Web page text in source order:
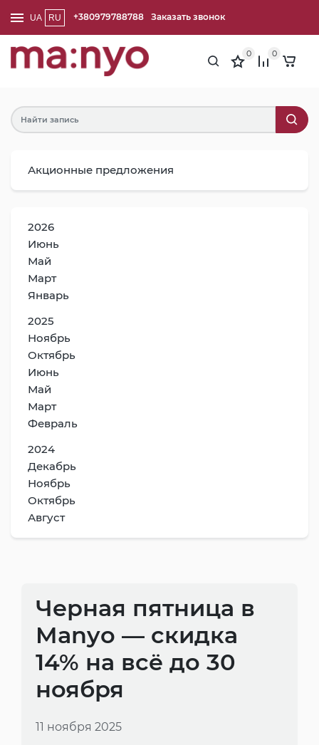
UA RU +380979788788 Заказать звонок
0 0
Акционные предложения
2026
Июнь
Май
Март
Январь
2025
Ноябрь
Октябрь
Июнь
Май
Март
Февраль
2024
Декабрь
Ноябрь
Октябрь
Август
Черная пятница в
Manyo — скидка
14% на всё до 30
ноября
11 ноября 2025